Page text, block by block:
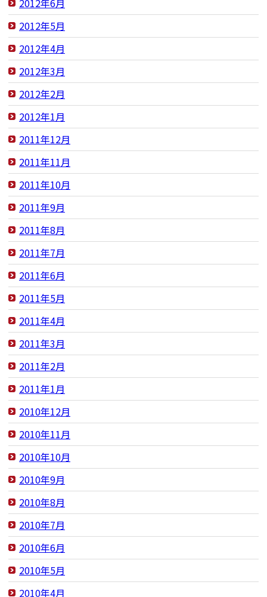
2012年6月
2012年5月
2012年4月
2012年3月
2012年2月
2012年1月
2011年12月
2011年11月
2011年10月
2011年9月
2011年8月
2011年7月
2011年6月
2011年5月
2011年4月
2011年3月
2011年2月
2011年1月
2010年12月
2010年11月
2010年10月
2010年9月
2010年8月
2010年7月
2010年6月
2010年5月
2010年4月